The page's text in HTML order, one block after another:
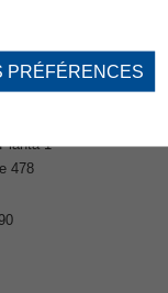
1
478
PRÉFÉRENCES